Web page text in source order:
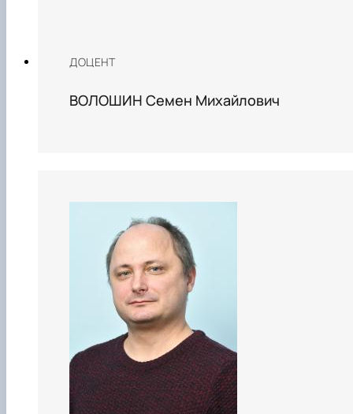
ДОЦЕНТ
ВОЛОШИН Семен Михайлович